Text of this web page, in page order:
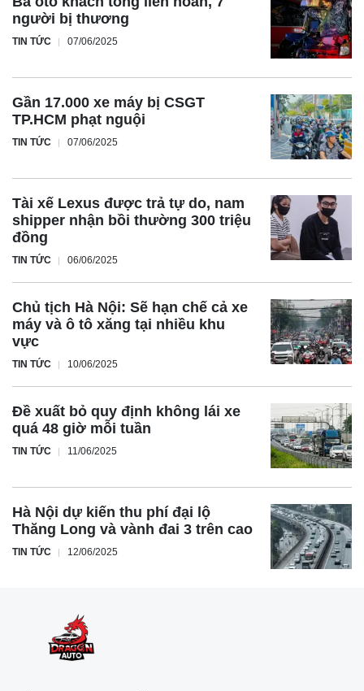
người bị thương
TIN TỨC 07/06/2025
Gần 17.000 xe máy bị CSGT
TP.HCM phạt nguội
TIN TỨC 07/06/2025
Tài xế Lexus được trả tự do, nam
shipper nhận bồi thường 300 triệu
đồng
TIN TỨC 06/06/2025
Chủ tịch Hà Nội: Sẽ hạn chế cả xe
máy và ô tô xăng tại nhiều khu
vực
TIN TỨC 10/06/2025
Đề xuất bỏ quy định không lái xe
quá 48 giờ mỗi tuần
TIN TỨC 11/06/2025
Hà Nội dự kiến thu phí đại lộ
Thăng Long và vành đai 3 trên cao
TIN TỨC 12/06/2025